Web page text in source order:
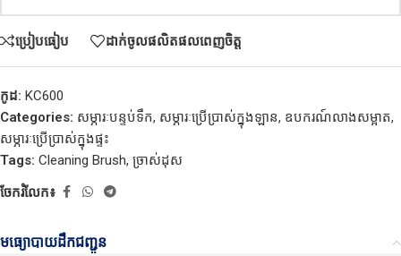
ប្រៀបធៀប ដាក់ចូលផលិតផលពេញចិត្ត
កូដ: KC600
Categories: សម្ភារៈបន្ទប់ទឹក, សម្ភារៈប្រើប្រាស់ក្នុងឡាន, ឧបករណ៍លាងសម្អាត,
សម្ភារៈប្រើប្រាស់ក្នុងផ្ទះ
Tags: Cleaning Brush, ច្រាស់ដុស
ចែករំលែក៖
មធ្យោបាយដឹកជញ្ជូន